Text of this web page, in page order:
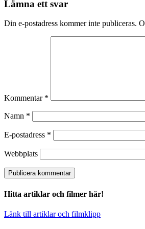
Lämna ett svar
Din e-postadress kommer inte publiceras.
Kommentar *
Namn *
E-postadress *
Webbplats
Hitta artiklar och filmer här!
Länk till artiklar och filmklipp